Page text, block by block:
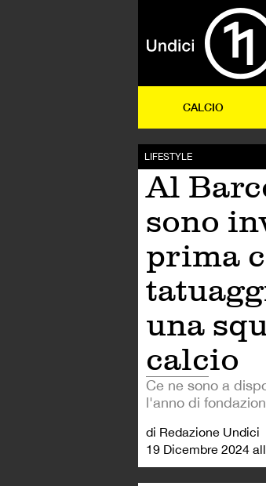
CALCIO
LIFESTYLE
Al
sono
prima
una
calcio
Ce ne sono a
l'anno di
di Redazione Undici
19 Dicembre 2024